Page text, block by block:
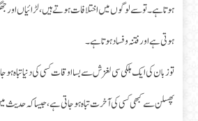
ہوتا ہے۔ تو سے لوگوں میں اختلافات ہوتے ہیں، لڑائیاں
ہوتی ہے اور فتنہ وفساد ہوتا ہے۔
تو زبان کی ایک ہلکی سی لغزش سے بسا اوقات کسی کی دنیا تباہ
پھسلن سے کبھی کسی کی آخرت تباہ ہو جاتی ہے، جیسا کہ